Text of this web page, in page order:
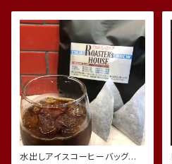
水出しアイスコーヒーバッグ (1